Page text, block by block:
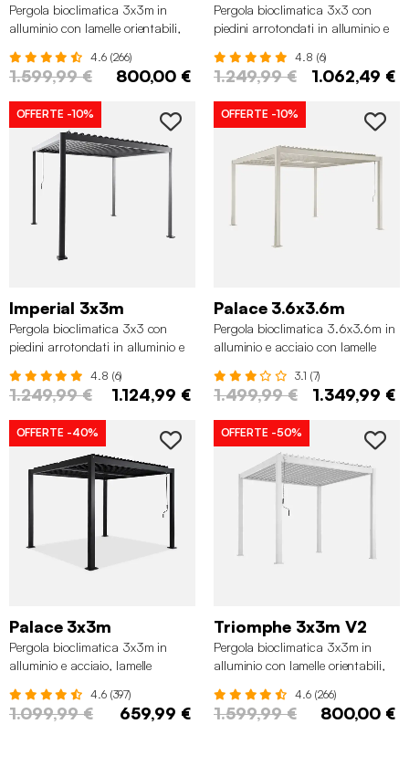
Pergola bioclimatica 3x3m in
alluminio con lamelle orientabili,
4.6 (266)
1.599,99 € 800,00 €
Pergola bioclimatica 3x3 con
piedini arrotondati in alluminio e
Marrone naturale4.8 (6)
1.249,99 € 1.062,49 €
OFFERTE -10%
Imperial 3x3m
Pergola bioclimatica 3x3 con
piedini arrotondati in alluminio e
Antracite
4.8 (6)
1.249,99 € 1.124,99 €
OFFERTE -10%
Palace 3.6x3.6m
Pergola bioclimatica 3.6x3.6m in
alluminio e acciaio con lamelle
3.1 (7)
1.499,99 € 1.349,99 €
OFFERTE -40%
Palace 3x3m
Pergola bioclimatica 3x3m in
alluminio e acciaio, lamelle
4.6 (397)
1.099,99 € 659,99 €
OFFERTE -50%
Triomphe 3x3m V2
Pergola bioclimatica 3x3m in
alluminio con lamelle orientabili,
4.6 (266)
1.599,99 € 800,00 €